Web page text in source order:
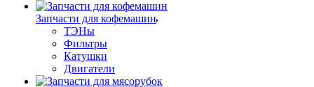
Запчасти для кофемашин
ТЭНы
Фильтры
Катушки
Двигатели